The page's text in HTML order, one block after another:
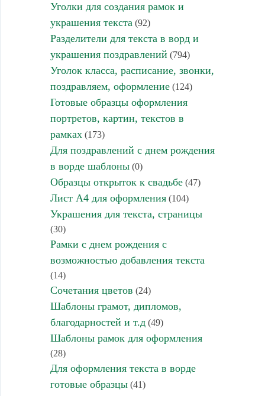
Уголки для создания рамок и
украшения текста (92)
Разделители для текста в ворд и
украшения поздравлений (794)
Уголок класса, расписание, звонки,
поздравляем, оформление(124)
Готовые образцы оформления
портретов, картин, текстов в
рамках(173)
Для поздравлений с днем рождения
в ворде шаблоны(0)
Образцы открыток к свадьбе(47)
Лист А4 для оформления(104)
Украшения для текста, страницы
(30)
Рамки с днем рождения с
возможностью добавления текста
(14)
Сочетания цветов (24)
Шаблоны грамот, дипломов,
благодарностей и т.д(49)
Шаблоны рамок для оформления
(28)
Для оформления текста в ворде
готовые образцы(41)